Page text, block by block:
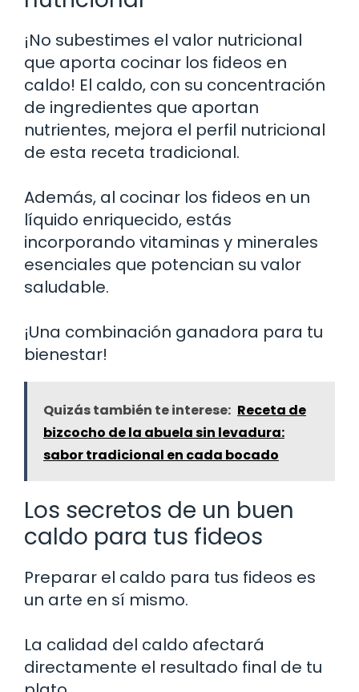
¡No subestimes el valor nutricional
que aporta cocinar los fideos en
caldo! El caldo, con su concentración
de ingredientes que aportan
nutrientes, mejora el perfil nutricional
de esta receta tradicional.
Además, al cocinar los fideos en un
líquido enriquecido, estás
incorporando vitaminas y minerales
esenciales que potencian su valor
saludable.
¡Una combinación ganadora para tu
bienestar!
Quizás también te interese: Receta de
bizcocho de la abuela sin levadura:
sabor tradicional en cada bocado
Los secretos de un buen
caldo para tus fideos
Preparar el caldo para tus fideos es
un arte en sí mismo.
La calidad del caldo afectará
directamente el resultado final de tu